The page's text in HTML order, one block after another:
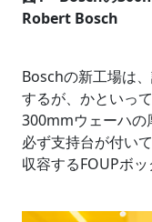
Robert Bosch
Boschの新工場は
するが、かといっ
300mmウェーハの
必ず支持台が付い
収容するFOUPボッ